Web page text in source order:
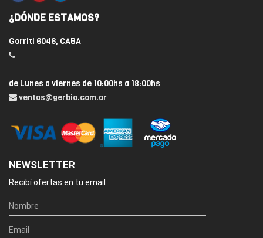
¿DÓNDE ESTAMOS?
Gorriti 6046, CABA
de Lunes a viernes de 10:00hs a 18:00hs
ventas@gerbio.com.ar
NEWSLETTER
Recibí ofertas en tu email